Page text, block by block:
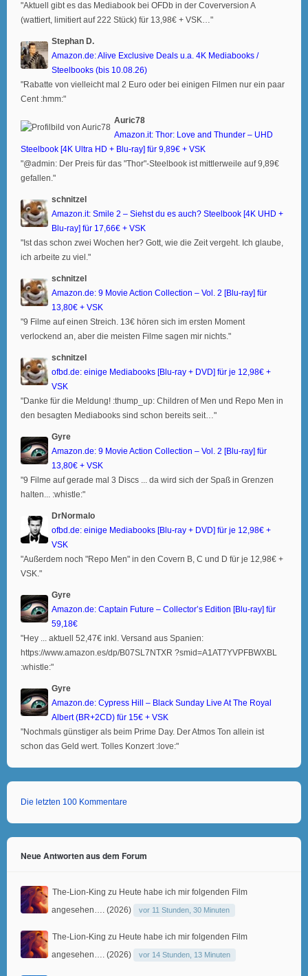
"Aktuell gibt es das Mediabook bei OFDb in der Coverversion A
(wattiert, limitiert auf 222 Stück) für 13,98€ + VSK…"
Stephan D.
Amazon.de: Alive Exclusive Deals u.a. 4K Mediabooks /
Steelbooks (bis 10.08.26)
"Rabatte von vielleicht mal 2 Euro oder bei einigen Filmen nur ein paar
Cent :hmm:"
Auric78
Amazon.it: Thor: Love and Thunder – UHD
Steelbook [4K Ultra HD + Blu-ray] für 9,89€ + VSK
"@admin: Der Preis für das "Thor"-Steelbook ist mittlerweile auf 9,89€
gefallen."
schnitzel
Amazon.it: Smile 2 – Siehst du es auch? Steelbook [4K UHD +
Blu-ray] für 17,66€ + VSK
"Ist das schon zwei Wochen her? Gott, wie die Zeit vergeht. Ich glaube,
ich arbeite zu viel."
schnitzel
Amazon.de: 9 Movie Action Collection – Vol. 2 [Blu-ray] für
13,80€ + VSK
"9 Filme auf einen Streich. 13€ hören sich im ersten Moment
verlockend an, aber die meisten Filme sagen mir nichts."
schnitzel
ofbd.de: einige Mediabooks [Blu-ray + DVD] für je 12,98€ +
VSK
"Danke für die Meldung! :thump_up: Children of Men und Repo Men in
den besagten Mediabooks sind schon bereits seit…"
Gyre
Amazon.de: 9 Movie Action Collection – Vol. 2 [Blu-ray] für
13,80€ + VSK
"9 Filme auf gerade mal 3 Discs ... da wird sich der Spaß in Grenzen
halten... :whistle:"
DrNormalo
ofbd.de: einige Mediabooks [Blu-ray + DVD] für je 12,98€ +
VSK
"Außerdem noch "Repo Men" in den Covern B, C und D für je 12,98€ +
VSK."
Gyre
Amazon.de: Captain Future – Collector’s Edition [Blu-ray] für
59,18€
"Hey ... aktuell 52,47€ inkl. Versand aus Spanien:
https://www.amazon.es/dp/B07SL7NTXR ?smid=A1AT7YVPFBWXBL
:whistle:"
Gyre
Amazon.de: Cypress Hill – Black Sunday Live At The Royal
Albert (BR+2CD) für 15€ + VSK
"Nochmals günstiger als beim Prime Day. Der Atmos Ton allein ist
schon das Geld wert. Tolles Konzert :love:"
Die letzten 100 Kommentare
Neue Antworten aus dem Forum
The-Lion-King zu Heute habe ich mir folgenden Film
angesehen…. (2026)
vor 11 Stunden, 30 Minuten
The-Lion-King zu Heute habe ich mir folgenden Film
angesehen…. (2026)
vor 14 Stunden, 13 Minuten